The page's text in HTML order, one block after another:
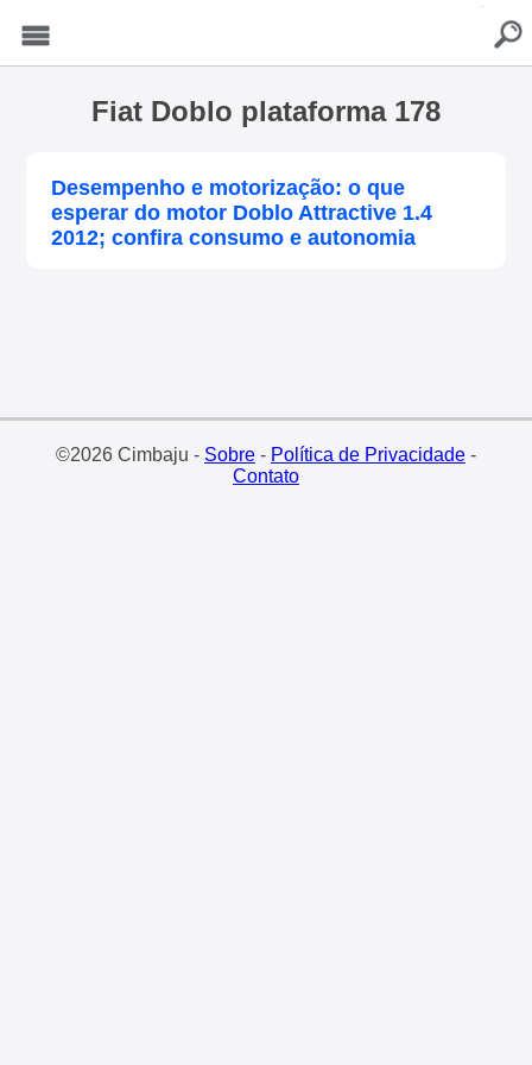
Fiat Doblo plataforma 178
Desempenho e motorização: o que
esperar do motor Doblo Attractive 1.4
2012; confira consumo e autonomia
©2026 Cimbaju - Sobre- Política de Privacidade-
Contato